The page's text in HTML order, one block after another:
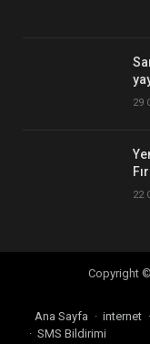
29
22
Copyright
Ana Sayfa internet
SMS Bildirimi